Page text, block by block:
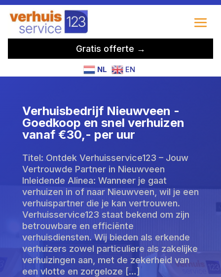
Gratis offerte →
NL EN
Verhuisbedrijf Nieuwveen -
Goedkoop en snel verhuizen
vanaf €30,- per uur
Titel: Ontdek Verhuisservice123 – Jouw
Vertrouwde Partner in Nieuwveen
Inleidende Alinea: Wanneer je gaat
verhuizen in of naar Nieuwveen, wil je een
verhuispartner die je kan vertrouwen.
Verhuisservice123 staat bekend om zijn
betrouwbare en efficiënte
verhuisdiensten. Wij bieden als erkende
verhuizers zowel particuliere als zakelijke
verhuizingen aan, met de zekerheid van
een vlotte en zorgeloze […]